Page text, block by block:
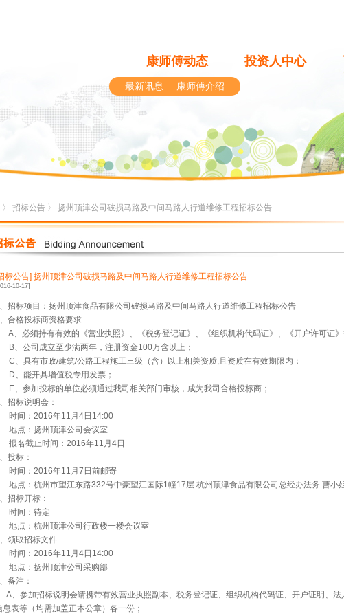
康师傅动态 投资人中心
最新讯息 康师傅介绍
〉 招标公告 〉 扬州顶津公司破损马路及中间马路人行道维修工程招标公告
标公告] 扬州顶津公司破损马路及中间马路人行道维修工程招标公告
10-17]
、招标项目：扬州顶津食品有限公司破损马路及中间马路人行道维修工程招标公告
、合格投标商资格要求:
A、必须持有有效的《营业执照》、《税务登记证》、《组织机构代码证》、《开户许可证》
B、公司成立至少满两年，注册资金100万含以上；
C、具有市政/建筑/公路工程施工三级（含）以上相关资质, 且资质在有效期限内；
D、能开具增值税专用发票；
E、参加投标的单位必须通过我司相关部门审核，成为我司合格投标商；
、招标说明会：
时间： 2016年11 月 4日 14:00
地点：扬州顶津公司会议室
报名截止时间： 2016年11 月 4日
、投标：
时间： 2016年11 月 7 日前邮寄
地点：杭州市望江东路332号中豪望江国际1幢17层 杭州顶津食品有限公司总经办法务 曹小
、招标开标：
时间：待定
地点：杭州顶津公司行政楼一楼会议室
、领取招标文件:
时间： 2016年11 月 4日 14:00
地点：扬州顶津公司采购部
、备注：
A、参加招标说明会请携带有效营业执照副本、税务登记证、组织机构代码证、开户证明、
息表等（均需加盖正本公章）各一份；